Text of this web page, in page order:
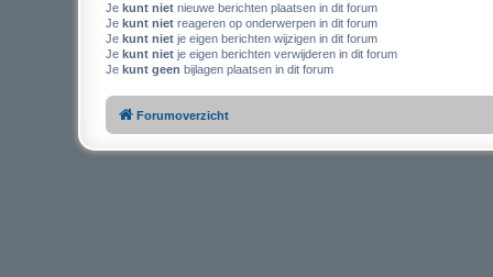
Je kunt niet nieuwe berichten plaatsen in dit forum
Je kunt niet reageren op onderwerpen in dit forum
Je kunt niet je eigen berichten wijzigen in dit forum
Je kunt niet je eigen berichten verwijderen in dit forum
Je kunt geen bijlagen plaatsen in dit forum
Forumoverzicht